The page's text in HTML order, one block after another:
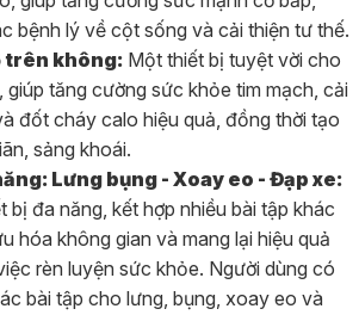
bệnh lý về cột sống và cải thiện tư thế.
trên không: Một thiết bị tuyệt vời cho
giúp tăng cường sức khỏe tim mạch, cải
đốt cháy calo hiệu quả, đồng thời tạo
sảng khoái.
Lưng bụng - Xoay eo - Đạp xe:
bị đa năng, kết hợp nhiều bài tập khác
hóa không gian và mang lại hiệu quả
rèn luyện sức khỏe. Người dùng có
bài tập cho lưng, bụng, xoay eo và